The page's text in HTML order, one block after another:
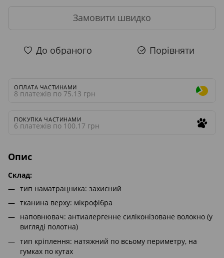
Замовити швидко
До обраного Порівняти
ОПЛАТА ЧАСТИНАМИ
8 платежів по 75.13 грн
ПОКУПКА ЧАСТИНАМИ
6 платежів по 100.17 грн
Опис
Склад:
тип наматрацника: захисний
тканина верху: мікрофібра
наповнювач: антиалергенне силіконізоване волокно (у
вигляді полотна)
тип кріплення: натяжний по всьому периметру, на
гумках по кутах